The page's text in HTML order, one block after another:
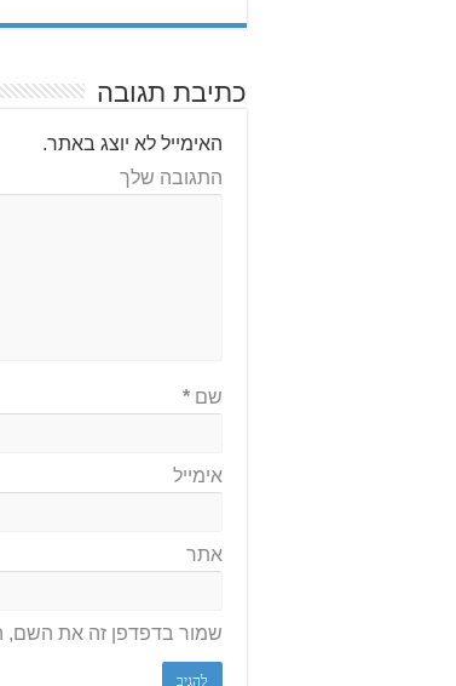
כתיבת תגובה
האימייל לא יוצג באתר.
התגובה שלך
שם*
אימייל
אתר
שמור בדפדפן זה את השם,